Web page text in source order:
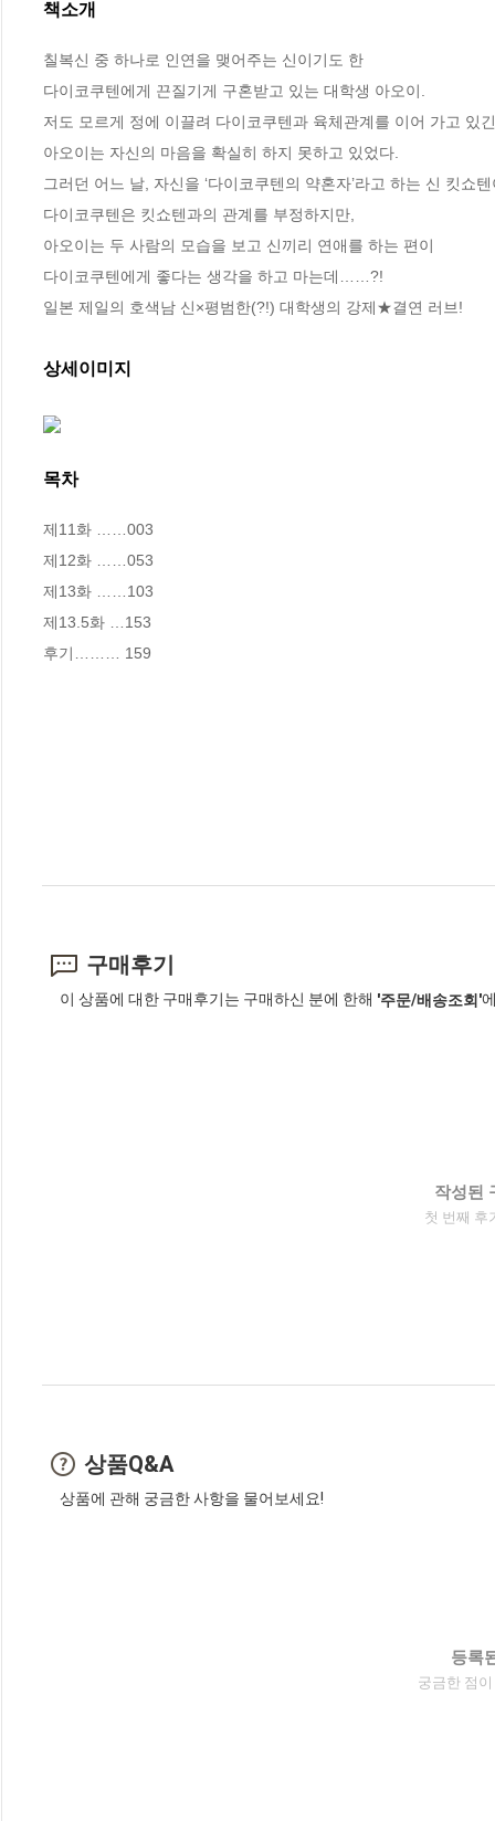
책소개
칠복신 중 하나로 인연을 맺어주는 신이기도 한
다이코쿠텐에게 끈질기게 구혼받고 있는 대학생 아오이.
저도 모르게 정에 이끌려 다이코쿠텐과 육체관계를 이어 가고 있
아오이는 자신의 마음을 확실히 하지 못하고 있었다.
그러던 어느 날, 자신을 ‘다이코쿠텐의 약혼자’라고 하는 신 킷쇼
다이코쿠텐은 킷쇼텐과의 관계를 부정하지만,
아오이는 두 사람의 모습을 보고 신끼리 연애를 하는 편이
다이코쿠텐에게 좋다는 생각을 하고 마는데……?!
일본 제일의 호색남 신×평범한(?!) 대학생의 강제★결연 러브!
상세이미지
목차
제11화 ……003
제12화 ……053
제13화 ……103
제13.5화 …153
후기……… 159
구매후기
이 상품에 대한 구매후기는 구매하신 분에 한해 '주문/배송조회'
작성된
첫 번째 후
상품Q&A
상품에 관해 궁금한 사항을 물어보세요!
등록
궁금한 점